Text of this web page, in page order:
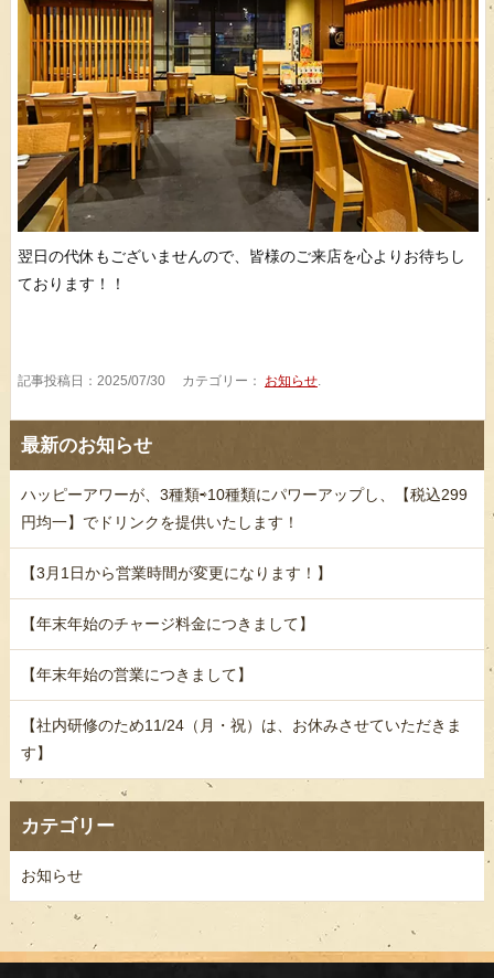
翌日の代休もございませんので、皆様のご来店を心よりお待ちし
ております！！
記事投稿日：2025/07/30 カテゴリー： お知らせ.
最新のお知らせ
ハッピーアワーが、3種類⇨10種類にパワーアップし、【税込299
円均一】でドリンクを提供いたします！
【3月1日から営業時間が変更になります！】
【年末年始のチャージ料金につきまして】
【年末年始の営業につきまして】
【社内研修のため11/24（月・祝）は、お休みさせていただきま
す】
カテゴリー
お知らせ